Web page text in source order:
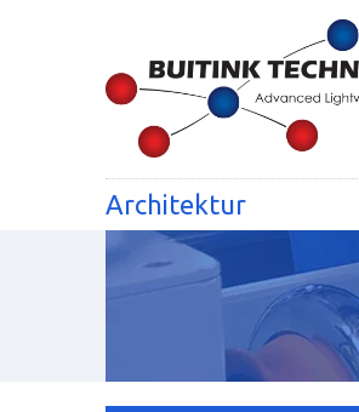
Architektur